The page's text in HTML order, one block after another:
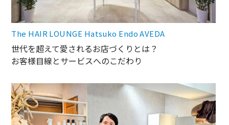
The HAIR LOUNGE Hatsuko Endo AVEDA
世代を超えて愛されるお店づくりとは？
お客様目線とサービスへのこだわり